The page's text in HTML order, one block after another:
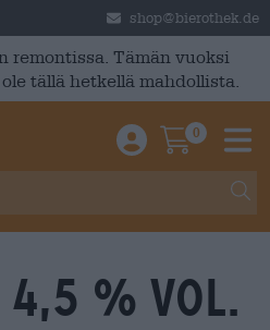
shop@bierothek.de
remontissa. Tämän vuoksi
tällä hetkellä mahdollista.
Einloggen /
0
% Vol.